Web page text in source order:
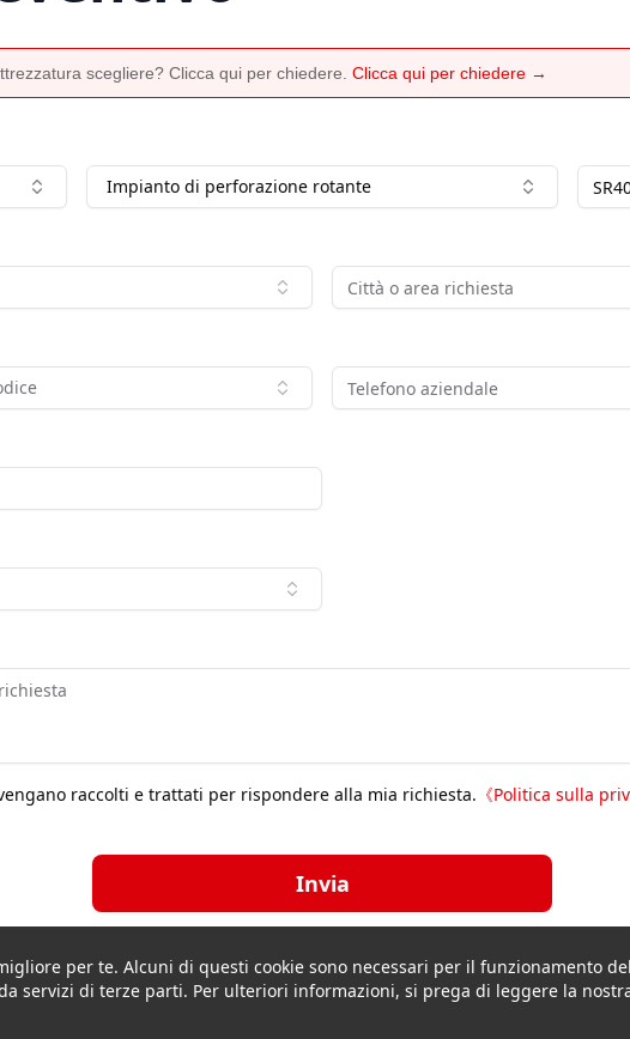
scegliere? Clicca qui per chiedere. Clicca qui per chiedere →
Impianto di perforazione rotante
raccolti e trattati per rispondere alla mia richiesta. 《Politica sulla
Invia
per te. Alcuni di questi cookie sono necessari per il funzionamento
servizi di terze parti. Per ulteriori informazioni, si prega di leggere la